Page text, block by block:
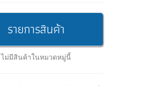
รายการสินค้า
ไม่มีสินค้าในหมวดหมู่นี้